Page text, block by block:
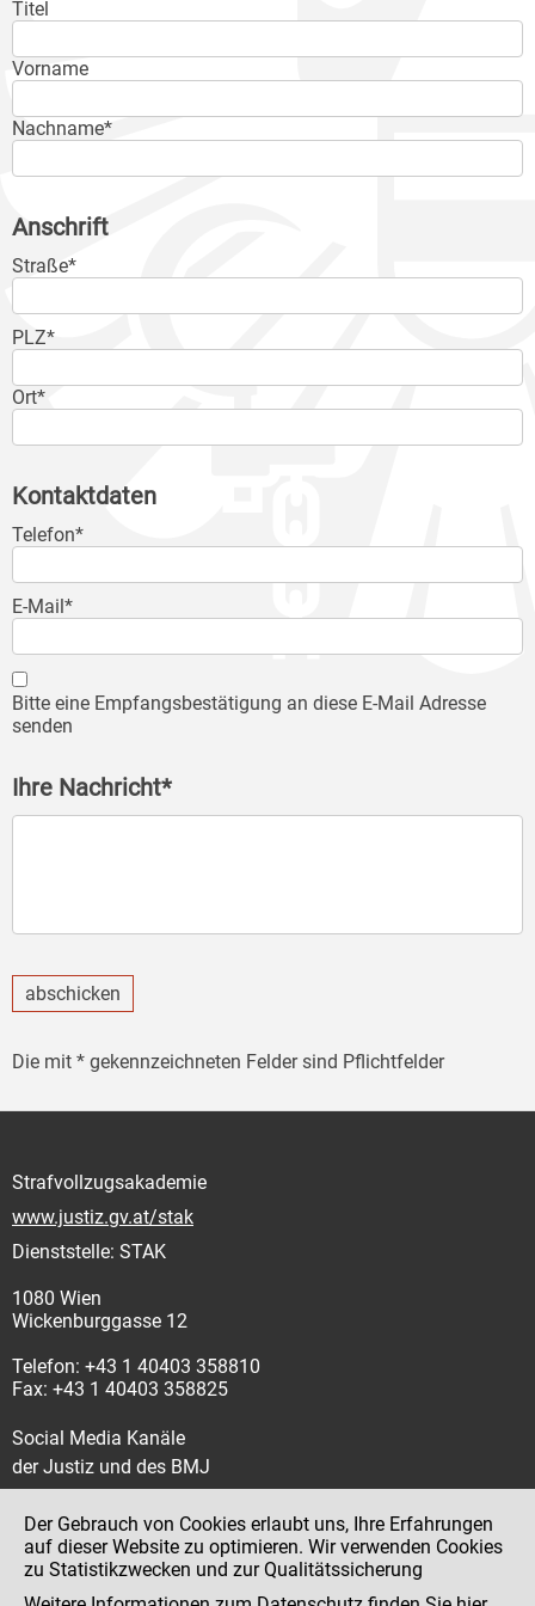
Titel
Vorname
Nachname*
Anschrift
Straße*
PLZ*
Ort*
Kontaktdaten
Telefon*
E-Mail*
Bitte eine Empfangsbestätigung an diese E-Mail Adresse
senden
Ihre Nachricht*
abschicken
Die mit * gekennzeichneten Felder sind Pflichtfelder
Strafvollzugsakademie
www.justiz.gv.at/stak
Dienststelle: STAK
1080 Wien
Wickenburggasse 12
Telefon: +43 1 40403 358810
Fax: +43 1 40403 358825
Social Media Kanäle
der Justiz und des BMJ
Impressum
Der Gebrauch von Cookies erlaubt uns, Ihre Erfahrungen
auf dieser Website zu optimieren. Wir verwenden Cookies
zu Statistikzwecken und zur Qualitätssicherung